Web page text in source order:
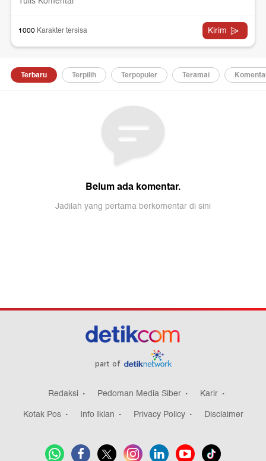
part of
Redaksi Pedoman Media Siber
Karir
Kotak Pos
Info Iklan Privacy Policy Disclaimer